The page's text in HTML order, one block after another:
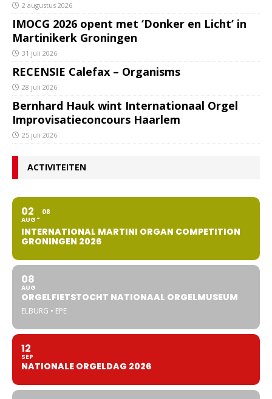
2 augustus 2026
IMOCG 2026 opent met ‘Donker en Licht’ in
Martinikerk Groningen
31 juli 2026
RECENSIE Calefax – Organisms
28 juli 2026
Bernhard Hauk wint Internationaal Orgel
Improvisatieconcours Haarlem
25 juli 2026
ACTIVITEITEN
02
AUG
08
INTERNATIONAL MARTINI ORGAN COMPETITION
GRONINGEN 2026
08
AUG
ORGELFIETSTOCHT NATIONAAL ORGELMUSEUM
ELBURG • EPE
12
SEP
NATIONALE ORGELDAG 2026